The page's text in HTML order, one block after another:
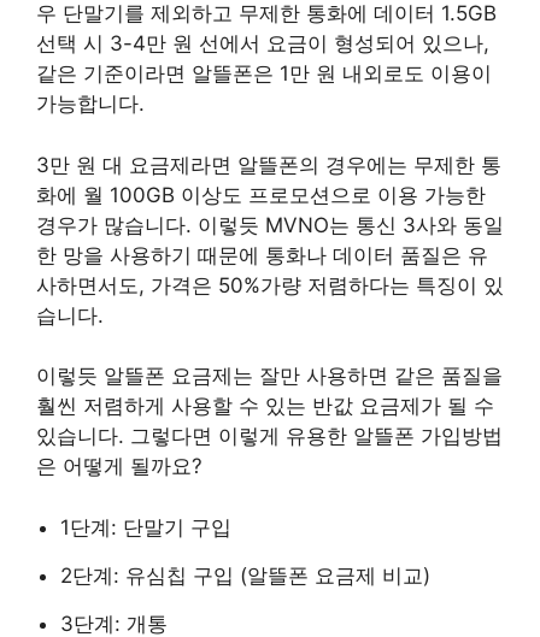
우 단말기를 제외하고 무제한 통화에 데이터 1.5GB
선택 시 3-4만 원 선에서 요금이 형성되어 있으나,
같은 기준이라면 알뜰폰은 1만 원 내외로도 이용이
가능합니다.
3만 원 대 요금제라면 알뜰폰의 경우에는 무제한 통
화에 월 100GB 이상도 프로모션으로 이용 가능한
경우가 많습니다. 이렇듯 MVNO는 통신 3사와 동일
한 망을 사용하기 때문에 통화나 데이터 품질은 유
사하면서도, 가격은 50%가량 저렴하다는 특징이 있
습니다.
이렇듯 알뜰폰 요금제는 잘만 사용하면 같은 품질을
훨씬 저렴하게 사용할 수 있는 반값 요금제가 될 수
있습니다. 그렇다면 이렇게 유용한 알뜰폰 가입방법
은 어떻게 될까요?
1단계: 단말기 구입
2단계: 유심칩 구입 (알뜰폰 요금제 비교)
3단계: 개통